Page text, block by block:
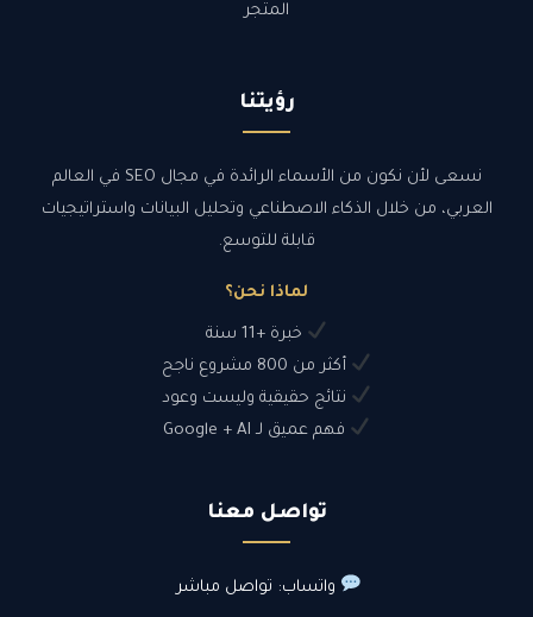
المتجر
رؤيتنا
نسعى لأن نكون من الأسماء الرائدة في مجال SEO في العالم
العربي، من خلال الذكاء الاصطناعي وتحليل البيانات واستراتيجيات
قابلة للتوسع.
لماذا نحن؟
خبرة +11 سنة
أكثر من 800 مشروع ناجح
نتائج حقيقية وليست وعود
فهم عميق لـ Google + AI
تواصل معنا
واتساب: تواصل مباشر